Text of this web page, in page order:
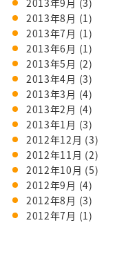
2013年9月 (3)
2013年8月 (1)
2013年7月 (1)
2013年6月 (1)
2013年5月 (2)
2013年4月 (3)
2013年3月 (4)
2013年2月 (4)
2013年1月 (3)
2012年12月 (3)
2012年11月 (2)
2012年10月 (5)
2012年9月 (4)
2012年8月 (3)
2012年7月 (1)